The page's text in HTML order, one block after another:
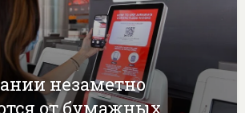
незаметно
от бумажных